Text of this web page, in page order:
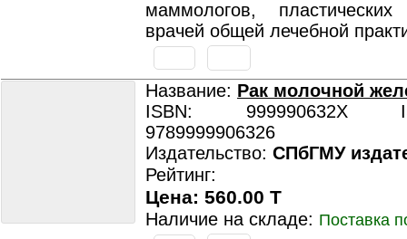
маммологов,
врачей общей лечебной
Название: Рак молочной
ISBN: 999990632X
9789999906326
Издательство: СПбГМУ
Рейтинг:
Цена: 560.00 T
Наличие на складе: Поставка